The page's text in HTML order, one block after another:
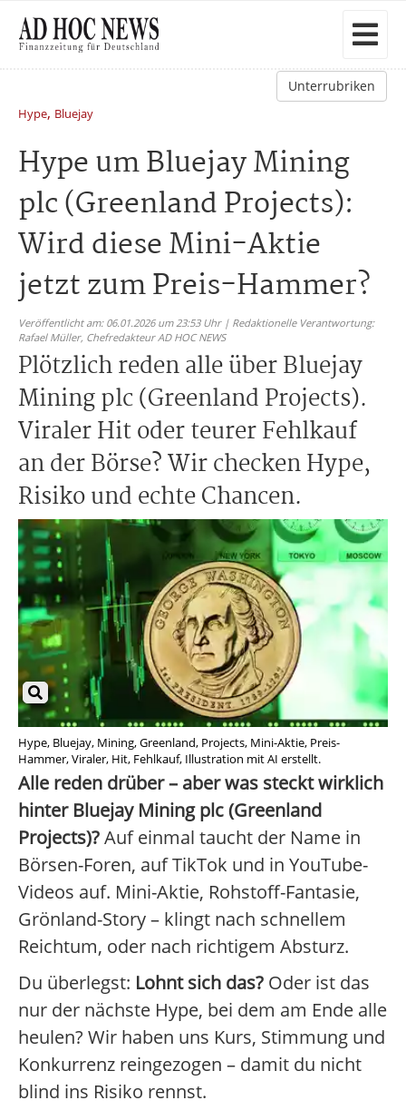
Unterrubriken
Hype, Bluejay
Hype um Bluejay Mining
plc (Greenland Projects):
Wird diese Mini-Aktie
jetzt zum Preis-Hammer?
Veröffentlicht am: 06.01.2026 um 23:53 Uhr | Redaktionelle Verantwortung:
Rafael Müller, Chefredakteur AD HOC NEWS
Plötzlich reden alle über Bluejay
Mining plc (Greenland Projects).
Viraler Hit oder teurer Fehlkauf
an der Börse? Wir checken Hype,
Risiko und echte Chancen.
Hype, Bluejay, Mining, Greenland, Projects, Mini-Aktie, Preis-
Hammer, Viraler, Hit, Fehlkauf, Illustration mit AI erstellt.
Alle reden drüber – aber was steckt wirklich
hinter Bluejay Mining plc (Greenland
Projects)?Auf einmal taucht der Name in
Börsen-Foren, auf TikTok und in YouTube-
Videos auf. Mini-Aktie, Rohstoff-Fantasie,
Grönland-Story – klingt nach schnellem
Reichtum, oder nach richtigem Absturz.
Du überlegst: Lohnt sich das? Oder ist das
nur der nächste Hype, bei dem am Ende alle
heulen? Wir haben uns Kurs, Stimmung und
Konkurrenz reingezogen – damit du nicht
blind ins Risiko rennst.